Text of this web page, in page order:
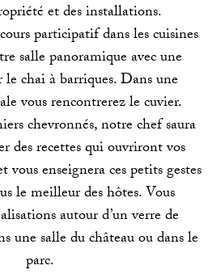
et des installations.
participatif dans les cuisines
salle panoramique avec une
le chai à barriques. Dans une
vous rencontrerez le cuvier.
chevronnés, notre chef saura
des recettes qui ouvriront vos
enseignera ces petits gestes
le meilleur des hôtes. Vous
autour d’un verre de
une salle du château ou dans le
parc.